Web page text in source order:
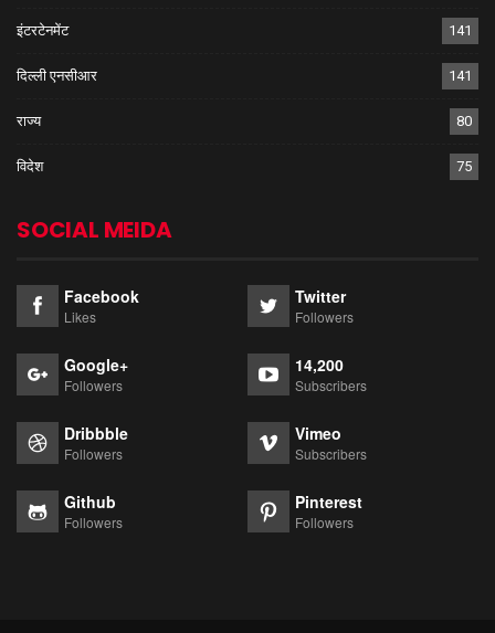
इंटरटेनमेंट 141
दिल्ली एनसीआर 141
राज्य 80
विदेश 75
SOCIAL MEIDA
Facebook
Likes
Twitter
Followers
Google+
Followers
14,200
Subscribers
Dribbble
Followers
Vimeo
Subscribers
Github
Followers
Pinterest
Followers